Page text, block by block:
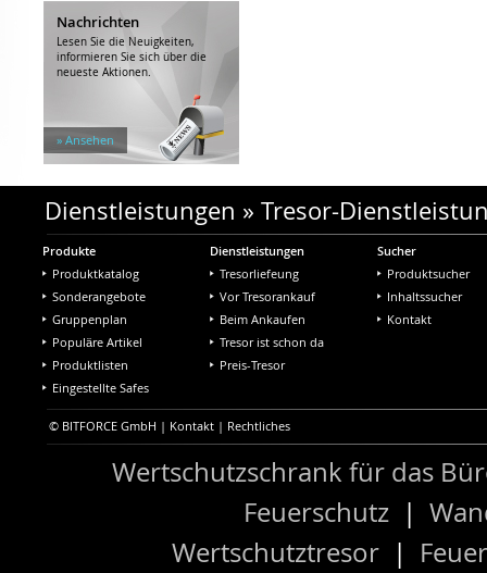
Nachrichten
Lesen Sie die Neuigkeiten,
informieren Sie sich über die
neueste Aktionen.
» Ansehen
Dienstleistungen » Tresor-
Produkte
Produktkatalog
Sonderangebote
Gruppenplan
Populäre Artikel
Produktlisten
Eingestellte Safes
Dienstleistungen
Tresorliefeung
Vor Tresorankauf
Beim Ankaufen
Tresor ist schon da
Preis-Tresor
Sucher
Produktsucher
Inhaltssucher
Kontakt
© BITFORCE GmbH | Kontakt | Rechtliches
Wertschutzschrank für das
Feuerschutz |
Wertschutztresor|